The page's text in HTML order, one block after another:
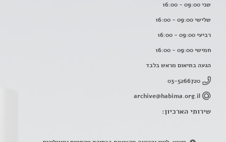
שני 09:00 - 16:00
שלישי 09:00 - 16:00
רביעי 09:00 - 16:00
חמישי 09:00 - 16:00
הגעה בתיאום מראש בלבד
03-5266720
archive@habima.org.il
שירותי הארכיון: